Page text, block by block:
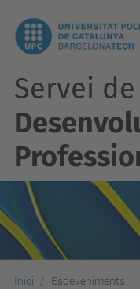
Servei de
Inici Esdeveniments